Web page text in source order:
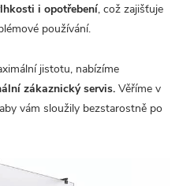
i opotřebení, což zajišťuje
používání.
jistotu, nabízíme
zákaznický servis. Věříme v
vám sloužily bezstarostně po